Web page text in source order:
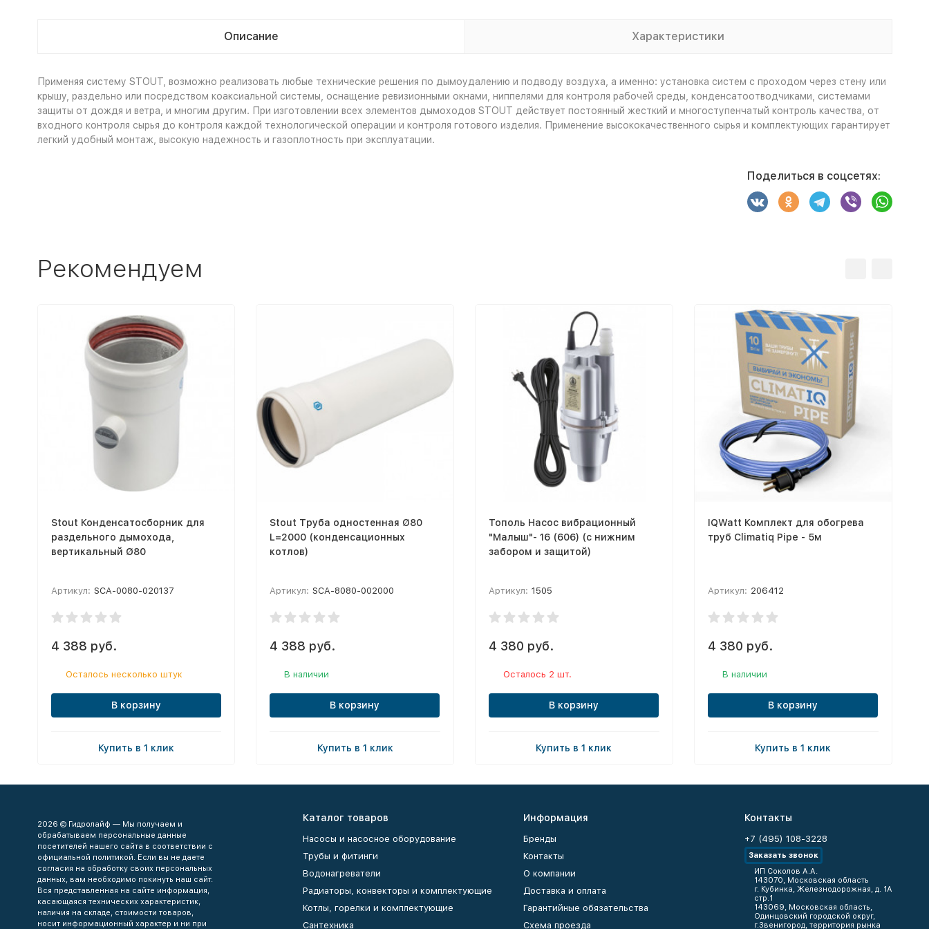
Описание Характеристики
Применяя систему STOUT, возможно реализовать любые технические решения по дымоудалению и подводу воздуха, а именно: установка систем с проходом через стену или
крышу, раздельно или посредством коаксиальной системы, оснащение ревизионными окнами, ниппелями для контроля рабочей среды, конденсатоотводчиками, системами
защиты от дождя и ветра, и многим другим. При изготовлении всех элементов дымоходов STOUT действует постоянный жесткий и многоступенчатый контроль качества, от
входного контроля сырья до контроля каждой технологической операции и контроля готового изделия. Применение высококачественного сырья и комплектующих гарантирует
легкий удобный монтаж, высокую надежность и газоплотность при эксплуатации.
Поделиться в соцсетях:
Рекомендуем
Stout Конденсатосборник для
раздельного дымохода,
вертикальный Ø80
Артикул: SCA-0080-020137
4 388 руб.
Осталось несколько штук
В корзину
Купить в 1 клик
Stout Труба одностенная Ø80
L=2000 (конденсационных
котлов)
Артикул: SCA-8080-002000
4 388 руб.
В наличии
В корзину
Купить в 1 клик
Тополь Насос вибрационный
"Малыш"- 16 (606) (с нижним
забором и защитой)
Артикул: 1505
4 380 руб.
Осталось 2 шт.
В корзину
Купить в 1 клик
IQWatt Комплект для обогрева
труб Climatiq Pipe - 5м
Артикул: 206412
4 380 руб.
В наличии
В корзину
Купить в 1 клик
2026 © Гидролайф — Мы получаем и
обрабатываем персональные данные
посетителей нашего сайта в соответствии с
официальной политикой. Если вы не даете
согласия на обработку своих персональных
данных, вам необходимо покинуть наш сайт.
Вся представленная на сайте информация,
касающаяся технических характеристик,
наличия на складе, стоимости товаров,
носит информационный характер и ни при
Каталог товаров
Насосы и насосное оборудование
Трубы и фитинги
Водонагреватели
Радиаторы, конвекторы и комплектующие
Котлы, горелки и комплектующие
Сантехника
Информация
Бренды
Контакты
О компании
Доставка и оплата
Гарантийные обязательства
Схема проезда
Контакты
+7 (495) 108-3228
Заказать звонок
ИП Соколов А.А.
143070, Московская область
г. Кубинка, Железнодорожная, д. 1А
стр.1
143069, Московская область,
Одинцовский городской округ,
г.Звенигород, территория рынка